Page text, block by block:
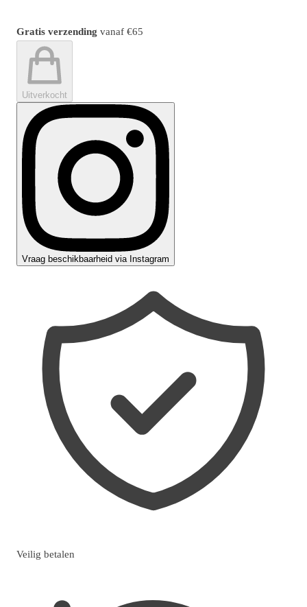
Gratis verzending vanaf €65
Uitverkocht
Vraag beschikbaarheid via Instagram
Veilig betalen